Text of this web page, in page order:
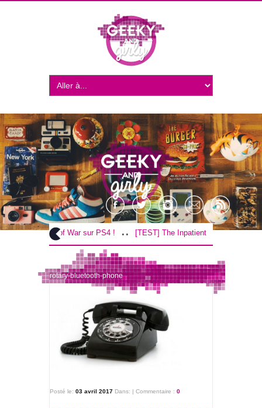
[TEST] God of War sur PS4 ! .. [TEST] The Inpatient sur PS4 / VR ! ..
rotary-bluetooth-phone
Posté le: 03 avril 2017 Dans: | Commentaire : 0